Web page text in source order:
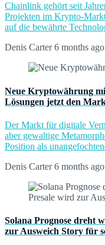
Chainlink gehört seit
Projekten im Krypto-
auf die bewährte
Denis Carter6 months ago
Neue Kryptowährung
Lösungen jetzt den
Der Markt für digitale
aber gewaltige
Position als
Denis Carter6 months ago
Solana Prognose dreht
zur Ausweich Story für